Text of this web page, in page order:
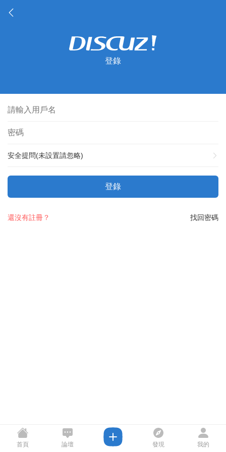
登錄
安全提問(未設置請忽略)
登錄
找回密碼
還沒有註冊？
首頁 論壇 發現 我的